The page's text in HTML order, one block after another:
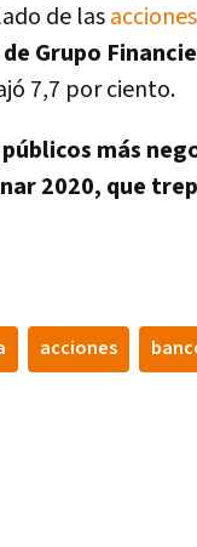
de lasacciones
Grupo
7,7 por ciento.
más
2020, que
acciones